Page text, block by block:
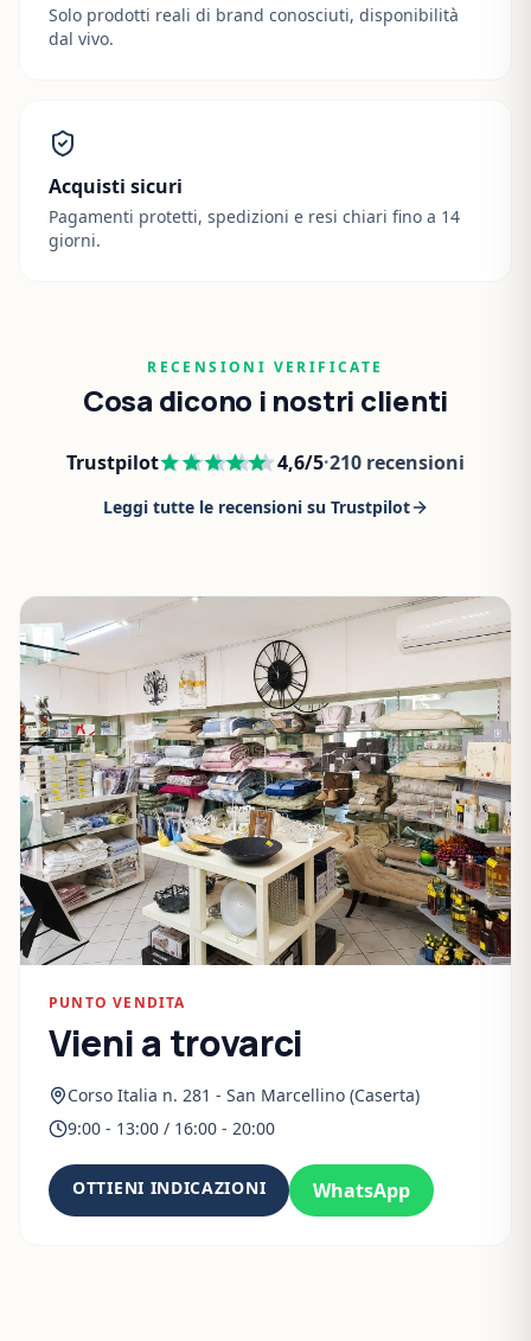
Solo prodotti reali di brand conosciuti, disponibilità
dal vivo.
Acquisti sicuri
Pagamenti protetti, spedizioni e resi chiari fino a 14
giorni.
RECENSIONI VERIFICATE
Cosa dicono i nostri clienti
Trustpilot 4,6/5·210 recensioni
Leggi tutte le recensioni su Trustpilot
PUNTO VENDITA
Vieni a trovarci
Corso Italia n. 281 - San Marcellino (Caserta)
9:00 - 13:00 / 16:00 - 20:00
OTTIENI INDICAZIONI WhatsApp